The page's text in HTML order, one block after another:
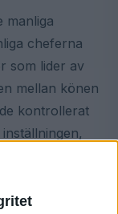
manliga
cheferna
som lider av
mellan könen
kontrollerat
negativ